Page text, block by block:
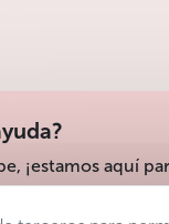
¡estamos aquí